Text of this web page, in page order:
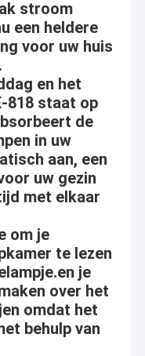
stroom
een heldere
voor uw huis
en het
818 staat op
de
in uw
aan, een
uw gezin
met elkaar
om je
te lezen
je
over het
omdat het
behulp van